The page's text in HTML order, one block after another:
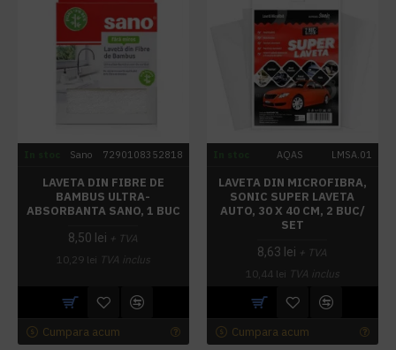
Sano 7290108352818
LAVETA DIN FIBRE DE
BAMBUS ULTRA-
ABSORBANTA SANO, 1 BUC
8,50 lei + TVA
10,29 lei TVA inclus
Cumpara acum
AQAS LMSA.01
LAVETA DIN MICROFIBRA,
SONIC SUPER LAVETA
AUTO, 30 X 40 CM, 2 BUC/
SET
8,63 lei + TVA
10,44 lei TVA inclus
Cumpara acum